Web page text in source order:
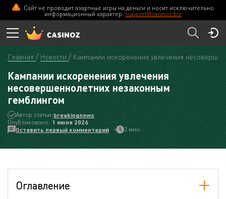
Сайт не проводит азартные игры на деньги и носит исключительно
информационный характер. support@casinoz.biz
Главная Новости Кампании искоренения увлечения
Кампании искоренения увлечения
несовершеннолетних незаконным
гемблингом
Автор статьи:breakingnews
Опубликовано: 1 июня 2026
Оставить первый комментарий
2 мин.
Оглавление